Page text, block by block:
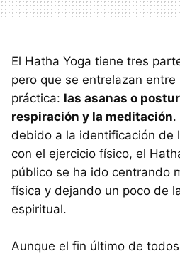
El Hatha Yoga tiene tres
pero que se entrelazan
práctica: las asanas o
respiración y la meditación.
debido a la identificación de
con el ejercicio físico, el
público se ha ido centrando
física y dejando un poco de
espiritual.
Aunque el fin último de